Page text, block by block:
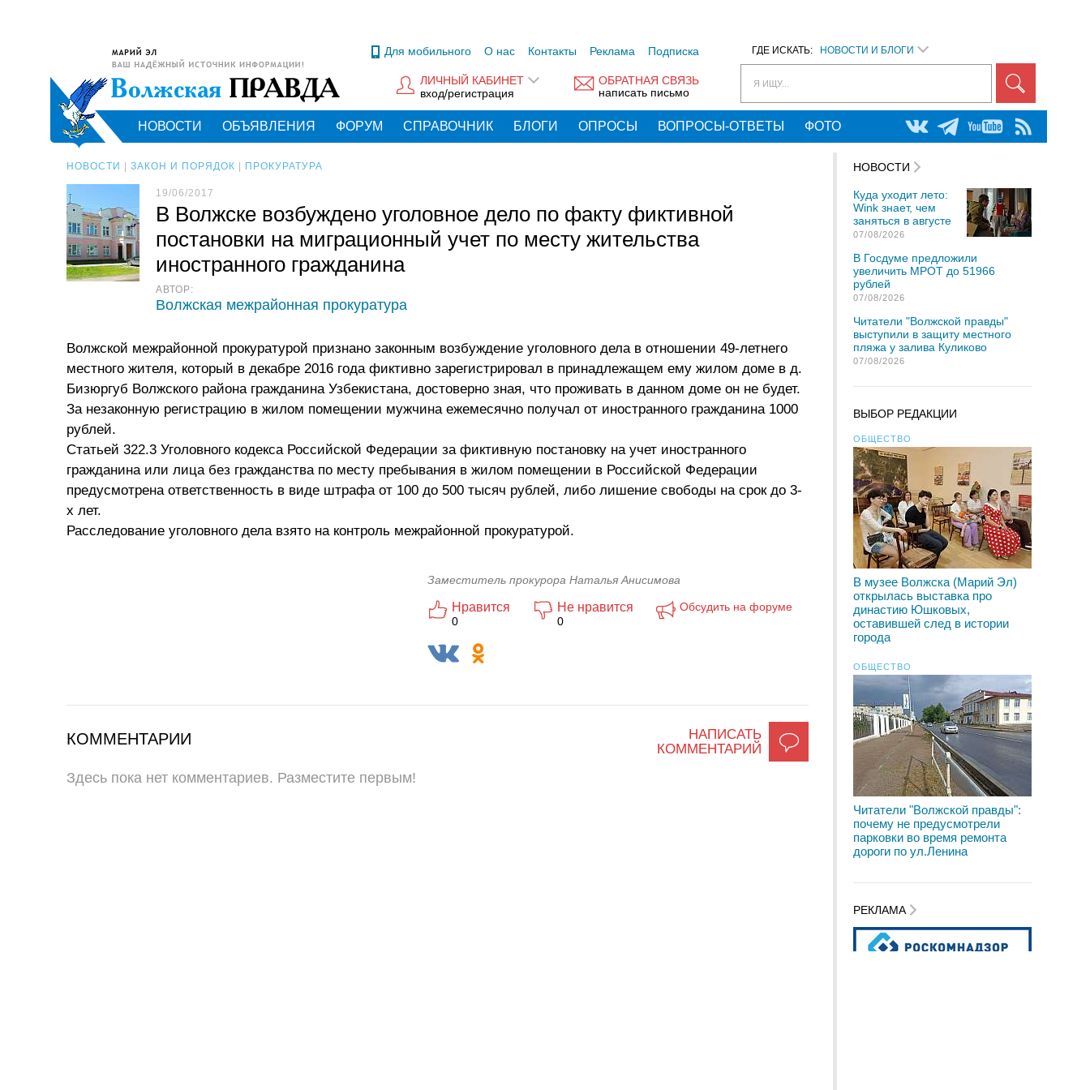
ГДЕ ИСКАТЬ: НОВОСТИ И БЛОГИ
Я ИЩУ...
Для мобильного О нас Контакты Реклама Подписка
ОБРАТНАЯ СВЯЗЬ
написать письмо
ЛИЧНЫЙ КАБИНЕТ
вход/регистрация
НОВОСТИ ОБЪЯВЛЕНИЯ ФОРУМ СПРАВОЧНИК БЛОГИ ОПРОСЫ ВОПРОСЫ-ОТВЕТЫ ФОТО
НОВОСТИ ЗАКОН И ПОРЯДОК ПРОКУРАТУРА
19/06/2017
В Волжске возбуждено уголовное дело по факту фиктивной
постановки на миграционный учет по месту жительства
иностранного гражданина
АВТОР:
Волжская межрайонная прокуратура
Волжской межрайонной прокуратурой признано законным возбуждение уголовного дела в отношении 49-летнего
местного жителя, который в декабре 2016 года фиктивно зарегистрировал в принадлежащем ему жилом доме в д.
Бизюргуб Волжского района гражданина Узбекистана, достоверно зная, что проживать в данном доме он не будет.
За незаконную регистрацию в жилом помещении мужчина ежемесячно получал от иностранного гражданина 1000
рублей.
Статьей 322.3 Уголовного кодекса Российской Федерации за фиктивную постановку на учет иностранного
гражданина или лица без гражданства по месту пребывания в жилом помещении в Российской Федерации
предусмотрена ответственность в виде штрафа от 100 до 500 тысяч рублей, либо лишение свободы на срок до 3-
х лет.
Расследование уголовного дела взято на контроль межрайонной прокуратурой.
Заместитель прокурора Наталья Анисимова
Нравится
0
Не нравится
0
Обсудить на форуме
НАПИСАТЬ
КОММЕНТАРИЙ
КОММЕНТАРИИ
Здесь пока нет комментариев. Разместите первым!
НОВОСТИ
Куда уходит лето:
Wink знает, чем
заняться в августе
07/08/2026
В Госдуме предложили
увеличить МРОТ до 51966
рублей
07/08/2026
Читатели "Волжской правды"
выступили в защиту местного
пляжа у залива Куликово
07/08/2026
ВЫБОР РЕДАКЦИИ
ОБЩЕСТВО
В музее Волжска (Марий Эл)
открылась выставка про
династию Юшковых,
оставившей след в истории
города
ОБЩЕСТВО
Читатели "Волжской правды":
почему не предусмотрели
парковки во время ремонта
дороги по ул.Ленина
РЕКЛАМА